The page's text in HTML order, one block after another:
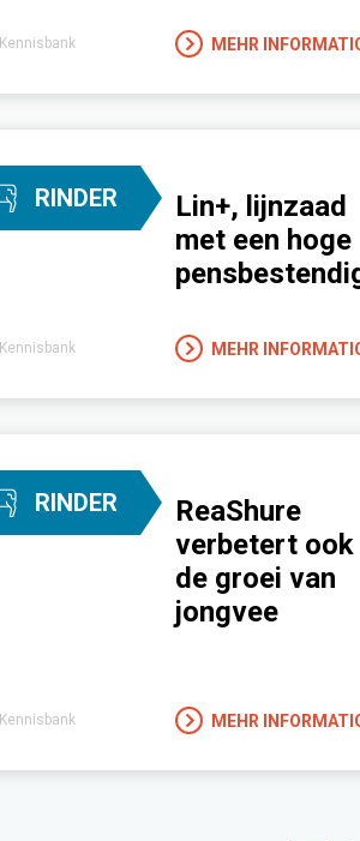
Kennisbank MEHR
RINDER
Kennisbank
Lin+, lijnzaad
met een hoge
MEHR
RINDER
Kennisbank
ReaShure
verbetert ook
de groei van
jongvee
MEHR